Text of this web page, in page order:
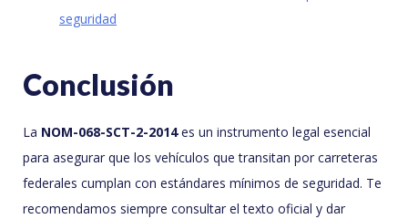
seguridad
Conclusión
La NOM-068-SCT-2-2014es un instrumento legal esencial
para asegurar que los vehículos que transitan por carreteras
federales cumplan con estándares mínimos de seguridad. Te
recomendamos siempre consultar el texto oficial y dar